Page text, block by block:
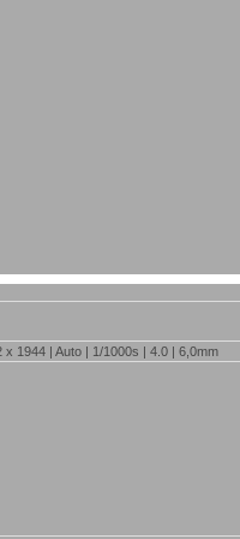
1944 | Auto | 1/1000s | 4.0 | 6,0mm